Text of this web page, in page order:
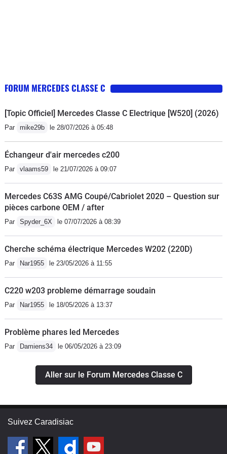
FORUM MERCEDES CLASSE C
[Topic Officiel] Mercedes Classe C Electrique [W520] (2026)
Par mike29b le 28/07/2026 à 05:48
Échangeur d'air mercedes c200
Par vlaams59 le 21/07/2026 à 09:07
Mercedes C63S AMG Coupé/Cabriolet 2020 – Question sur
pièces carbone OEM / after
Par Spyder_6X le 07/07/2026 à 08:39
Cherche schéma électrique Mercedes W202 (220D)
Par Nar1955 le 23/05/2026 à 11:55
C220 w203 probleme démarrage soudain
Par Nar1955 le 18/05/2026 à 13:37
Problème phares led Mercedes
Par Damiens34 le 06/05/2026 à 23:09
Aller sur le Forum Mercedes Classe C
Suivez Caradisiac